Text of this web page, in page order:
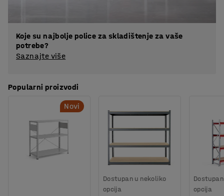
Koje su najbolje police za skladištenje za vaše
potrebe?
Saznajte više
Popularni proizvodi
Novi
Dostupan u nekoliko
opcija
opcija